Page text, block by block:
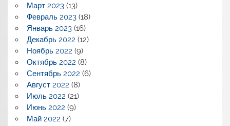
Март 2023(13)
Февраль 2023(18)
Январь 2023(16)
Декабрь 2022 (12)
Ноябрь 2022 (9)
Октябрь 2022 (8)
Сентябрь 2022 (6)
Август 2022 (8)
Июль 2022 (21)
Июнь 2022 (9)
Май 2022 (7)